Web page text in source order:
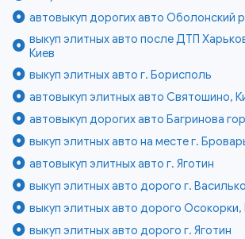
автовыкуп дорогих авто Оболонский
выкуп элитных авто после ДТП
Киев
выкуп элитных авто г. Борисполь
автовыкуп элитных авто Святошино,
автовыкуп дорогих авто Багринова
выкуп элитных авто на месте г.
автовыкуп элитных авто г. Яготин
выкуп элитных авто дорого г.
выкуп элитных авто дорого Осокорки,
выкуп элитных авто дорого г. Яготин